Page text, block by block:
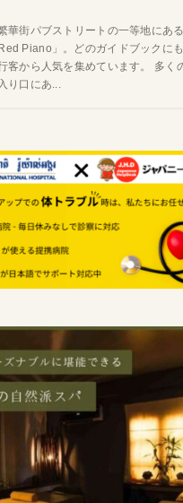
華街パブストリートの一等地にあ
Piano」。どのガイドブックに
客から人気を集めています。 多く
り口にあ...